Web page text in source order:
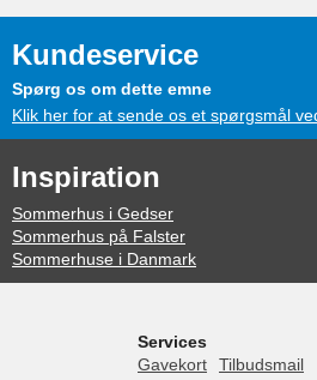
Kundeservice
Spørg os om dette emne
Klik her for at sende os et spørgsmål
Inspiration
Sommerhus i Gedser
Sommerhus på Falster
Sommerhuse i Danmark
Services
Gavekort
Tilbudsmail